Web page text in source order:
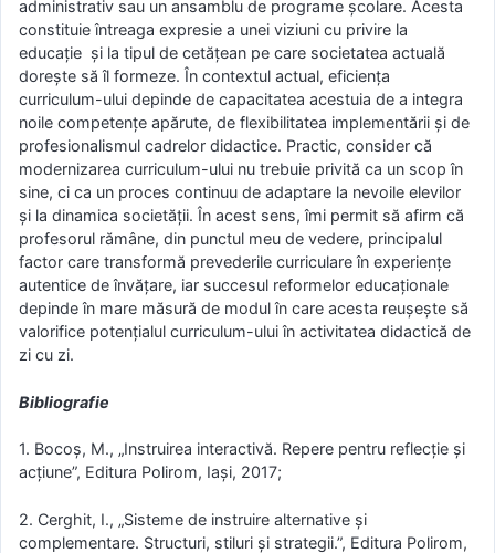
administrativ sau un ansamblu de programe școlare. Acesta
constituie întreaga expresie a unei viziuni cu privire la
educație și la tipul de cetățean pe care societatea actuală
dorește să îl formeze. În contextul actual, eficiența
curriculum-ului depinde de capacitatea acestuia de a integra
noile competențe apărute, de flexibilitatea implementării și de
profesionalismul cadrelor didactice. Practic, consider că
modernizarea curriculum-ului nu trebuie privită ca un scop în
sine, ci ca un proces continuu de adaptare la nevoile elevilor
și la dinamica societății. În acest sens, îmi permit să afirm că
profesorul rămâne, din punctul meu de vedere, principalul
factor care transformă prevederile curriculare în experiențe
autentice de învățare, iar succesul reformelor educaționale
depinde în mare măsură de modul în care acesta reușește să
valorifice potențialul curriculum-ului în activitatea didactică de
zi cu zi.
Bibliografie
1. Bocoș, M., „Instruirea interactivă. Repere pentru reflecție și
acțiune”, Editura Polirom, Iași, 2017;
2. Cerghit, I., „Sisteme de instruire alternative și
complementare. Structuri, stiluri și strategii.”, Editura Polirom,